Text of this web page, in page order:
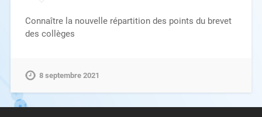
Connaître la nouvelle répartition des points du brevet
des collèges
8 septembre 2021